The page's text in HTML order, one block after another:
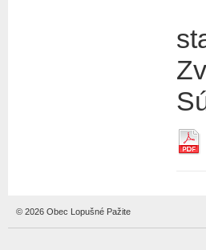
© 2026 Obec Lopušné Pažite